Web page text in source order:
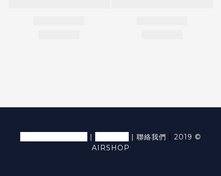
| | 聯絡我們
2019 ©
AIRSHOP